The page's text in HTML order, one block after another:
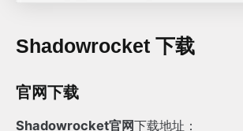
Shadowrocket 下载
官网下载
Shadowrocket官网下载地址：